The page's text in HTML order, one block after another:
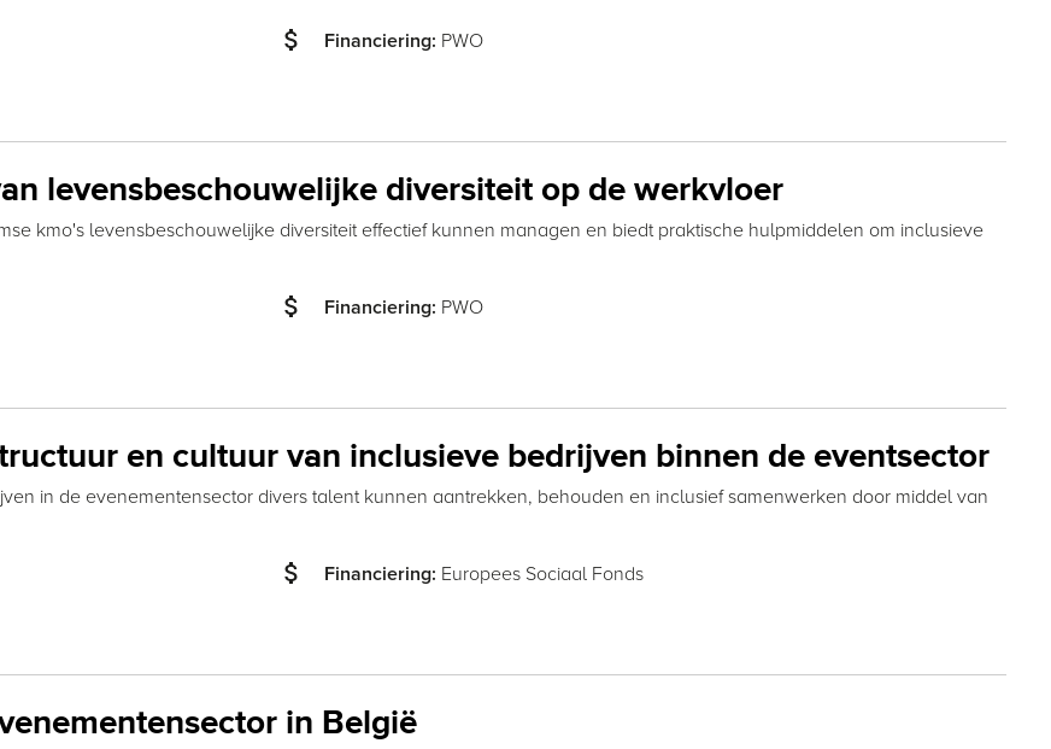
attach_money Financiering: PWO
levensbeschouwelijke diversiteit op de werkvloer
kmo's levensbeschouwelijke diversiteit effectief kunnen managen en biedt praktische hulpmiddelen om inclusieve
attach_money Financiering: PWO
en cultuur van inclusieve bedrijven binnen de eventsector
in de evenementensector divers talent kunnen aantrekken, behouden en inclusief samenwerken door middel van
attach_money Financiering: Europees Sociaal Fonds
in België